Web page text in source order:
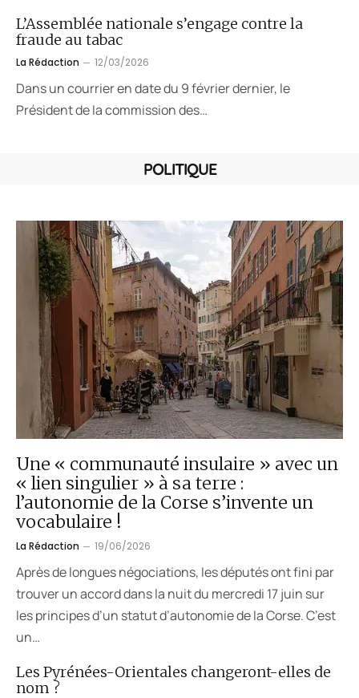
L’Assemblée nationale s’engage contre la
fraude au tabac
La Rédaction 12/03/2026
Dans un courrier en date du 9 février dernier, le
Président de la commission des…
POLITIQUE
Les Pyrénées-Orientales changeront-elles de
nom ?
Une « communauté insulaire » avec un
« lien singulier » à sa terre :
l’autonomie de la Corse s’invente un
vocabulaire !
La Rédaction 19/06/2026
Après de longues négociations, les députés ont fini par
trouver un accord dans la nuit du mercredi 17 juin sur
les principes d’un statut d’autonomie de la Corse. C’est
un…